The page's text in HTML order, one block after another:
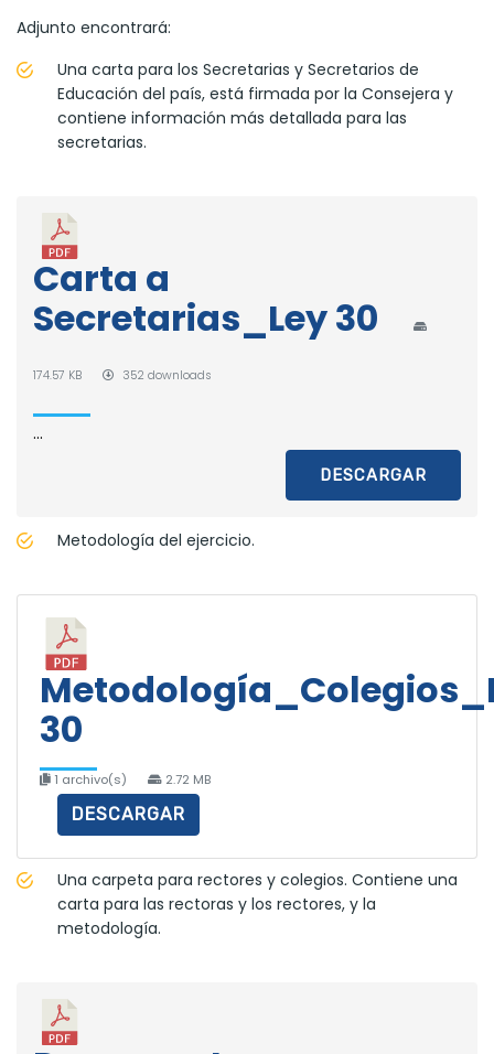
Adjunto encontrará:
Una carta para los Secretarias y Secretarios de
Educación del país, está firmada por la Consejera y
contiene información más detallada para las
secretarias.
Carta a
Secretarias_Ley 30
174.57 KB 352 downloads
...
DESCARGAR
Metodología del ejercicio.
30
1 archivo(s) 2.72 MB
DESCARGAR
Una carpeta para rectores y colegios. Contiene una
carta para las rectoras y los rectores, y la
metodología.